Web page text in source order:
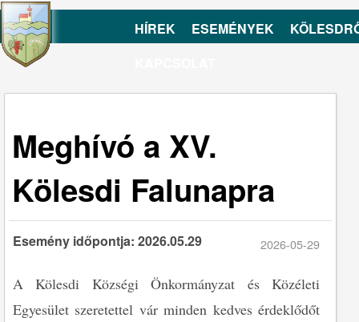
HÍREK ESEMÉNYEK
Meghívó a XV.
Kölesdi Falunapra
Esemény időpontja: 2026.05.29 2026-05-29
A Kölesdi Községi Önkormányzat és Közéleti
Egyesület szeretettel vár minden kedves érdeklődőt